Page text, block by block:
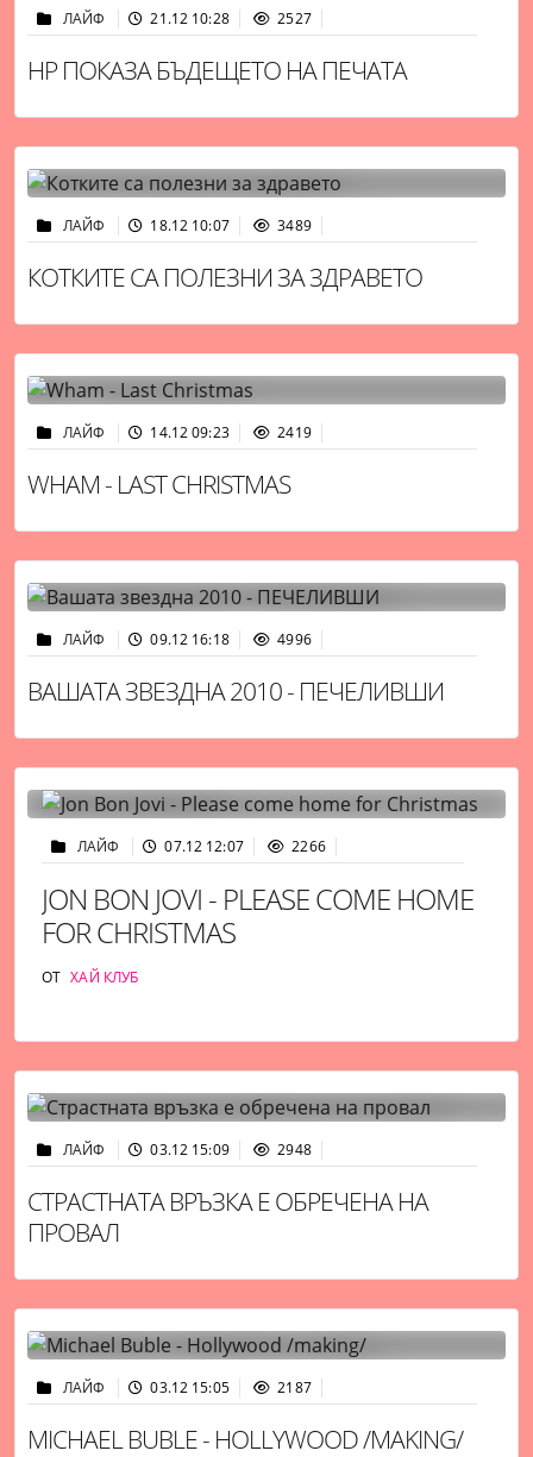
ЛАЙФ 21.12 10:28 2527
HP ПОКАЗА БЪДЕЩЕТО НА ПЕЧАТА
ЛАЙФ 18.12 10:07 3489
КОТКИТЕ СА ПОЛЕЗНИ ЗА ЗДРАВЕТО
ЛАЙФ 14.12 09:23 2419
WHAM - LAST CHRISTMAS
ЛАЙФ 09.12 16:18 4996
ВАШАТА ЗВЕЗДНА 2010 - ПЕЧЕЛИВШИ
ЛАЙФ 07.12 12:07 2266
JON BON JOVI - PLEASE COME HOME
FOR CHRISTMAS
ОТ ХАЙ КЛУБ
ЛАЙФ 03.12 15:09 2948
СТРАСТНАТА ВРЪЗКА Е ОБРЕЧЕНА НА
ПРОВАЛ
ЛАЙФ 03.12 15:05 2187
MICHAEL BUBLE - HOLLYWOOD /MAKING/